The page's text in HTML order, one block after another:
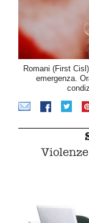
Romani (First
emergenza.